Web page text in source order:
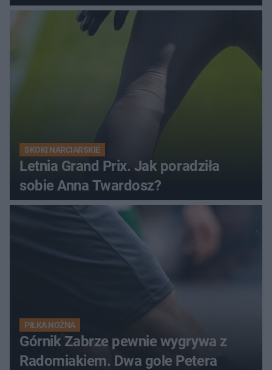
SKOKI NARCIARSKIE
Letnia Grand Prix. Jak poradziła
sobie Anna Twardosz?
PIŁKA NOŻNA
Górnik Zabrze pewnie wygrywa z
Radomiakiem. Dwa gole Petera